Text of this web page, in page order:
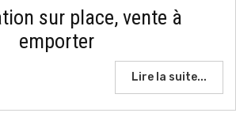
sur place, vente à
emporter
Lire la suite...